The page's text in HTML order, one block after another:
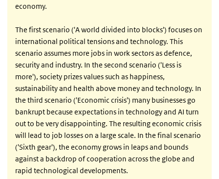
economy.
The first scenario ('A world divided into blocks') focuses on
international political tensions and technology. This
scenario assumes more jobs in work sectors as defence,
security and industry. In the second scenario ('Less is
more'), society prizes values such as happiness,
sustainability and health above money and technology. In
the third scenario ('Economic crisis') many businesses go
bankrupt because expectations in technology and AI turn
out to be very disappointing. The resulting economic crisis
will lead to job losses on a large scale. In the final scenario
('Sixth gear'), the economy grows in leaps and bounds
against a backdrop of cooperation across the globe and
rapid technological developments.